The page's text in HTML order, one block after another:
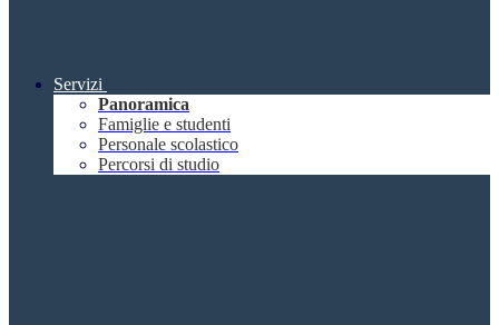
Servizi
Panoramica
Famiglie e studenti
Personale scolastico
Percorsi di studio